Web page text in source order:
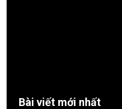
Bài viết mới nhất